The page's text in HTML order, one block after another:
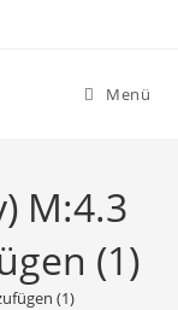
Menü
M:4.3
(1)
(1)